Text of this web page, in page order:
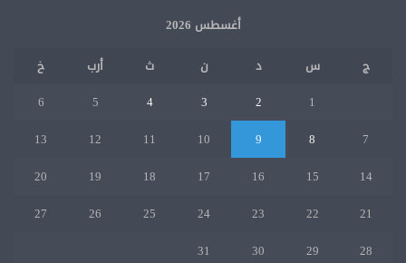
أغسطس 2026
ج
س د ن ث أرب
خ
1
2
3
4
5
6
7
8
9
10
11
12
13
14
15
16
17
18
19
20
21
22
23
24
25
26
27
28
29
30
31